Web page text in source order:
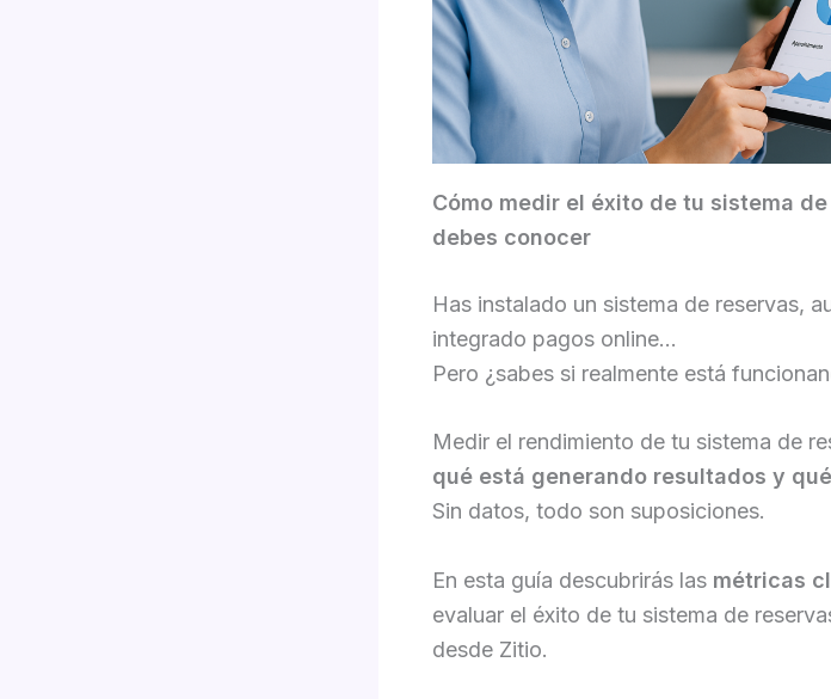
Cómo medir el éxito de tu sistema
debes conocer
Has instalado un sistema de reservas,
integrado pagos online…
Pero ¿sabes si realmente está
Medir el rendimiento de tu sistema de
qué está generando resultados y
Sin datos, todo son suposiciones.
En esta guía descubrirás las métricas
evaluar el éxito de tu sistema de
desde Zitio.